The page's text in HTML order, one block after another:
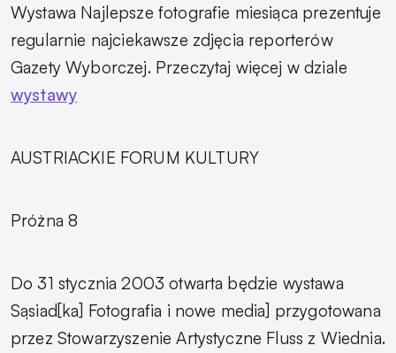
Wystawa Najlepsze fotografie miesiąca prezentuje
regularnie najciekawsze zdjęcia reporterów
Gazety Wyborczej. Przeczytaj więcej w dziale
wystawy
AUSTRIACKIE FORUM KULTURY
Próżna 8
Do 31 stycznia 2003 otwarta będzie wystawa
Sąsiad[ka] Fotografia i nowe media] przygotowana
przez Stowarzyszenie Artystyczne Fluss z Wiednia.